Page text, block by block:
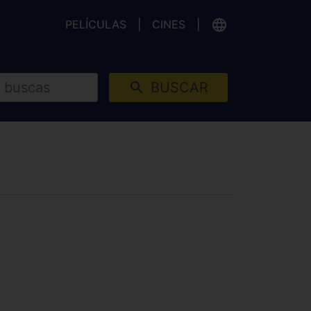
PELÍCULAS CINES
BUSCAR